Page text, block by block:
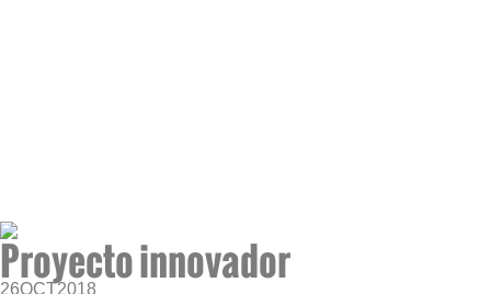
Proyecto innovador
26OCT2018